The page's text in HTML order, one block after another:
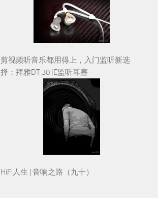
剪视频听音乐都用得上，入门监听新选
择：拜雅DT 30 IE监听耳塞
HiFi人生 | 音响之路（九十）